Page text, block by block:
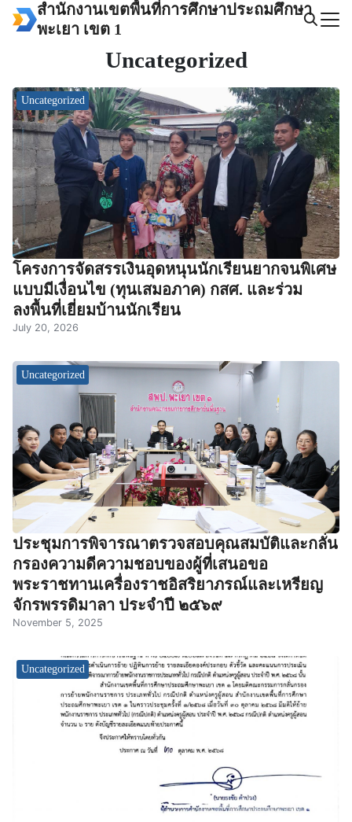
Skip
สำนักงานเขตพื้นที่การศึกษาประถมศึกษา
พะเยา เขต 1
Uncategorized
Uncategorized
โครงการจัดสรรเงินอุดหนุนนักเรียนยากจนพิเศษ
แบบมีเงื่อนไข (ทุนเสมอภาค) กสศ. และร่วม
ลงพื้นที่เยี่ยมบ้านนักเรียน
July 20, 2026
Uncategorized
ประชุมการพิจารณาตรวจสอบคุณสมบัติและกลั่น
กรองความดีความชอบของผู้ที่เสนอขอ
พระราชทานเครื่องราชอิสริยาภรณ์และเหรียญ
จักรพรรดิมาลา ประจำปี ๒๕๖๙
November 5, 2025
Uncategorized